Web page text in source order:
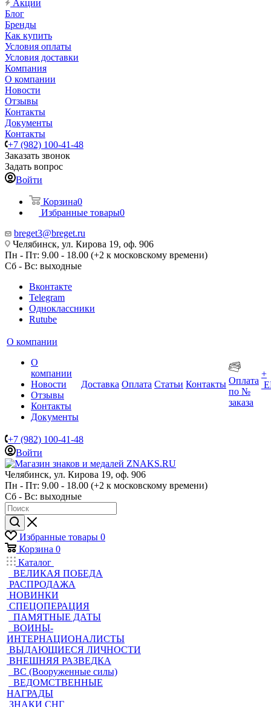
Акции
Блог
Бренды
Как купить
Условия оплаты
Условия доставки
Компания
О компании
Новости
Отзывы
Контакты
Документы
Контакты
+7 (982) 100-41-48
Заказать звонок
Задать вопрос
Войти
Корзина0
Избранные товары0
breget3@breget.ru
Челябинск, ул. Кирова 19, оф. 906
Пн - Пт: 9.00 - 18.00 (+2 к московскому времени)
Сб - Вс: выходные
Вконтакте
Telegram
Одноклассники
Rutube
О компании
О
компании
Новости
Отзывы
Контакты
Документы
Доставка Оплата Статьи Контакты Оплата
по №
заказа
+
+7 (982) 100-41-48
Войти
Челябинск, ул. Кирова 19, оф. 906
Пн - Пт: 9.00 - 18.00 (+2 к московскому времени)
Сб - Вс: выходные
Избранные товары 0
Корзина 0
Каталог
ВЕЛИКАЯ ПОБЕДА
РАСПРОДАЖА
НОВИНКИ
СПЕЦОПЕРАЦИЯ
ПАМЯТНЫЕ ДАТЫ
ВОИНЫ-
ИНТЕРНАЦИОНАЛИСТЫ
ВЫДАЮЩИЕСЯ ЛИЧНОСТИ
ВНЕШНЯЯ РАЗВЕДКА
ВС (Вооруженные силы)
ВЕДОМСТВЕННЫЕ
НАГРАДЫ
ЗНАКИ СНГ